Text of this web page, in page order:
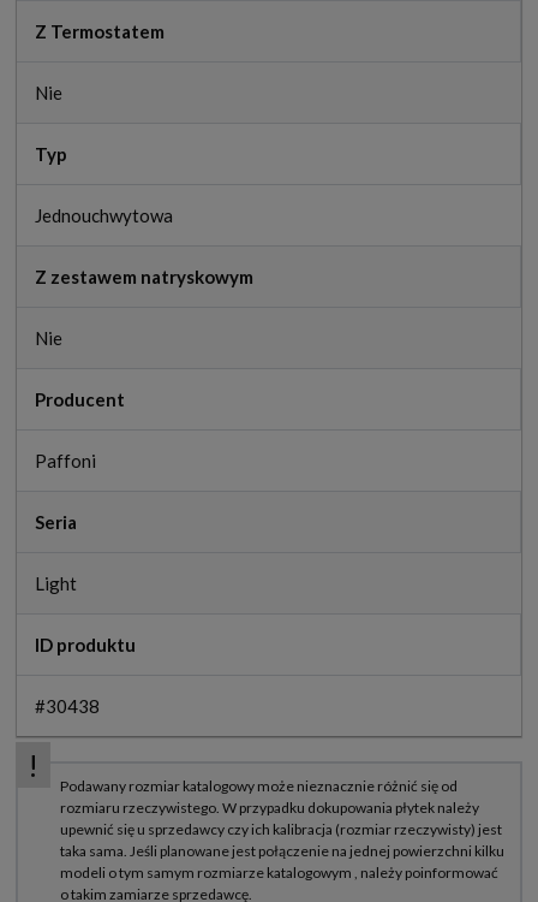
Z Termostatem
Nie
Typ
Jednouchwytowa
Z zestawem natryskowym
Nie
Producent
Paffoni
Seria
Light
ID produktu
#30438